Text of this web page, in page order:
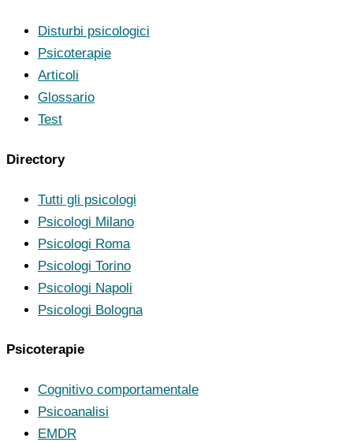
Disturbi psicologici
Psicoterapie
Articoli
Glossario
Test
Directory
Tutti gli psicologi
Psicologi Milano
Psicologi Roma
Psicologi Torino
Psicologi Napoli
Psicologi Bologna
Psicoterapie
Cognitivo comportamentale
Psicoanalisi
EMDR